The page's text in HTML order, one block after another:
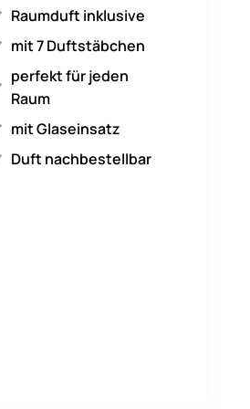
Raumduft inklusive
mit 7 Duftstäbchen
perfekt für jeden
Raum
mit Glaseinsatz
Duft nachbestellbar